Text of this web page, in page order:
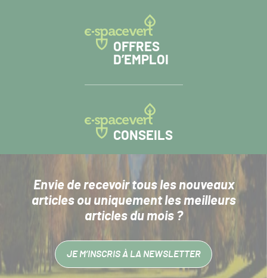
OFFRES
D’EMPLOI
CONSEILS
Envie de recevoir tous les nouveaux
articlesou uniquement les meilleurs
articles du mois ?
JE M’INSCRIS À LA NEWSLETTER